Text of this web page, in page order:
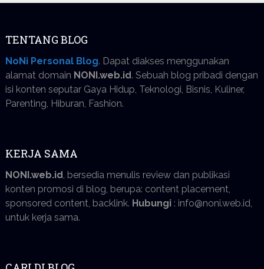
TENTANG BLOG
NoNi Personal Blog. Dapat diakses menggunakan
alamat domain NONI.web.id. Sebuah blog pribadi dengan
isi konten seputar Gaya Hidup, Teknologi, Bisnis, Kuliner,
Parenting, Hiburan, Fashion.
KERJA SAMA
NONI.web.id , bersedia menulis review dan publikasi
konten promosi di blog, berupa: content placement,
sponsored content, backlink. Hubungi: info@noni.web.id,
untuk kerja sama.